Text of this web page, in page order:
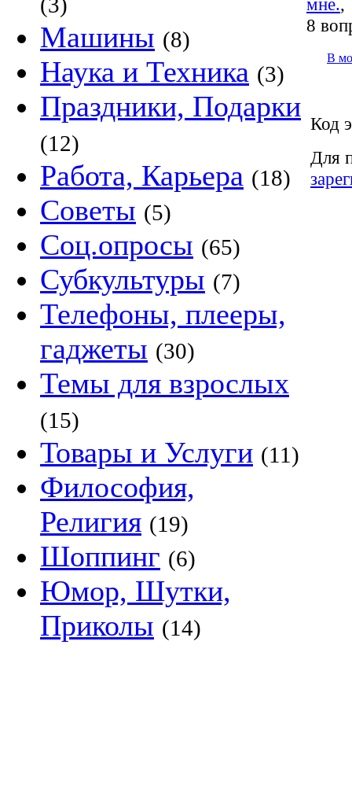
Машины (8)
Наука и Техника (3)
Праздники, Подарки
(12)
Работа, Карьера (18)
Советы (5)
Соц.опросы (65)
Субкультуры (7)
Телефоны, плееры,
гаджеты (30)
Темы для взрослых
(15)
Товары и Услуги (11)
Философия,
Религия (19)
Шоппинг (6)
Юмор, Шутки,
Приколы (14)
8
В
Код
Для